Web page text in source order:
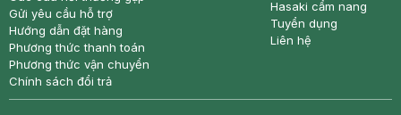
Gửi yêu cầu hỗ trợ
Hướng dẫn đặt hàng
Phương thức thanh toán
Phương thức vận chuyển
Chính sách đổi trả
Hasaki cẩm nang
Tuyển dụng
Liên hệ